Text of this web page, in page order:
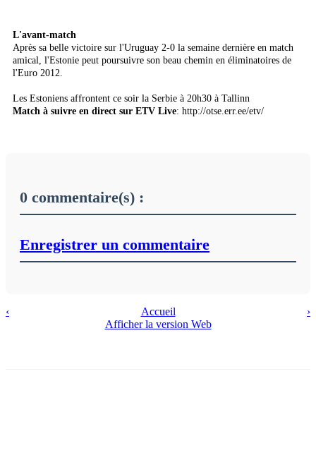
L'avant-match
Après sa belle victoire sur l'Uruguay 2-0 la semaine dernière en match
amical, l'Estonie peut poursuivre son beau chemin en éliminatoires de
l'Euro 2012.
Les Estoniens affrontent ce soir la Serbie à 20h30 à Tallinn
Match à suivre en direct sur ETV Live: http://otse.err.ee/etv/
0 commentaire(s) :
Enregistrer un commentaire
‹ ›
Accueil
Afficher la version Web